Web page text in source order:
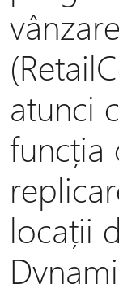
atunci
funcția
locații